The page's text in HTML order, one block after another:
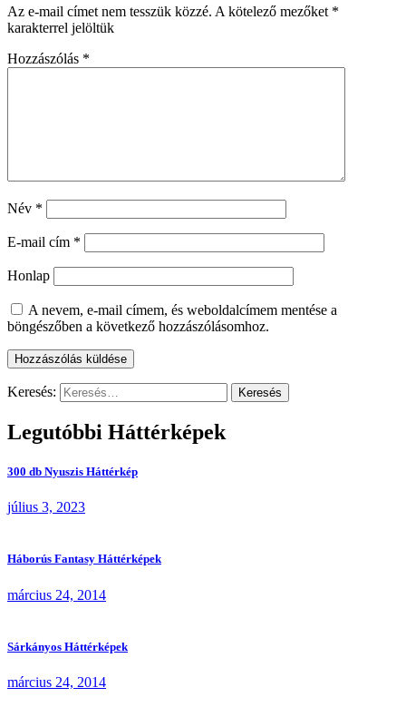
Az e-mail címet nem tesszük közzé. A kötelező mezőket *
karakterrel jelöltük
Hozzászólás *
Név *
E-mail cím *
Honlap
A nevem, e-mail címem, és weboldalcímem mentése a
böngészőben a következő hozzászólásomhoz.
Keresés:
Legutóbbi Háttérképek
300 db Nyuszis Háttérkép
július 3, 2023
Háborús Fantasy Háttérképek
március 24, 2014
Sárkányos Háttérképek
március 24, 2014